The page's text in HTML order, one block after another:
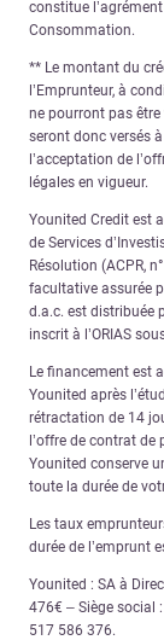
constitue
Consommation.
** Le montant du
l’Emprunteur, à
ne pourront pas
seront donc versés
l’acceptation de
légales en vigueur.
Younited Credit est
de Services
Résolution (ACPR,
facultative assurée
d.a.c. est distribuée
inscrit à l’ORIAS
Le financement est
Younited après
rétractation de 14
l’offre de contrat de
Younited conserve
toute la durée de
Les taux
durée de l’emprunt
Younited : SA à
476€ – Siège social
517 586 376.